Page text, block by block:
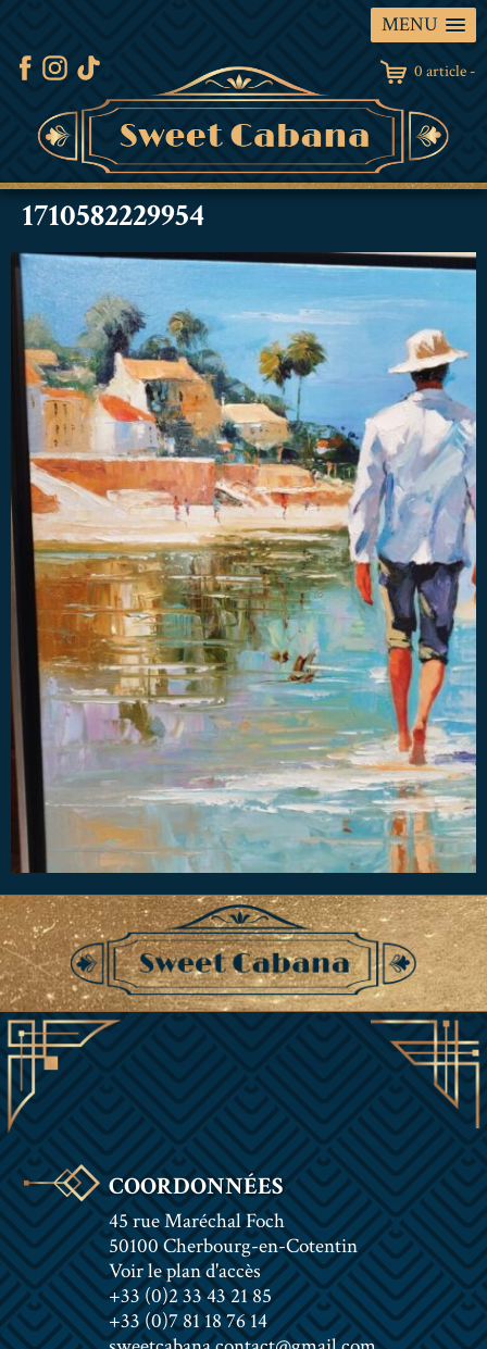
MENU
0 article -
1710582229954
COORDONNÉES
45 rue Maréchal Foch
50100 Cherbourg-en-Cotentin
Voir le plan d'accès
+33 (0)2 33 43 21 85
+33 (0)7 81 18 76 14